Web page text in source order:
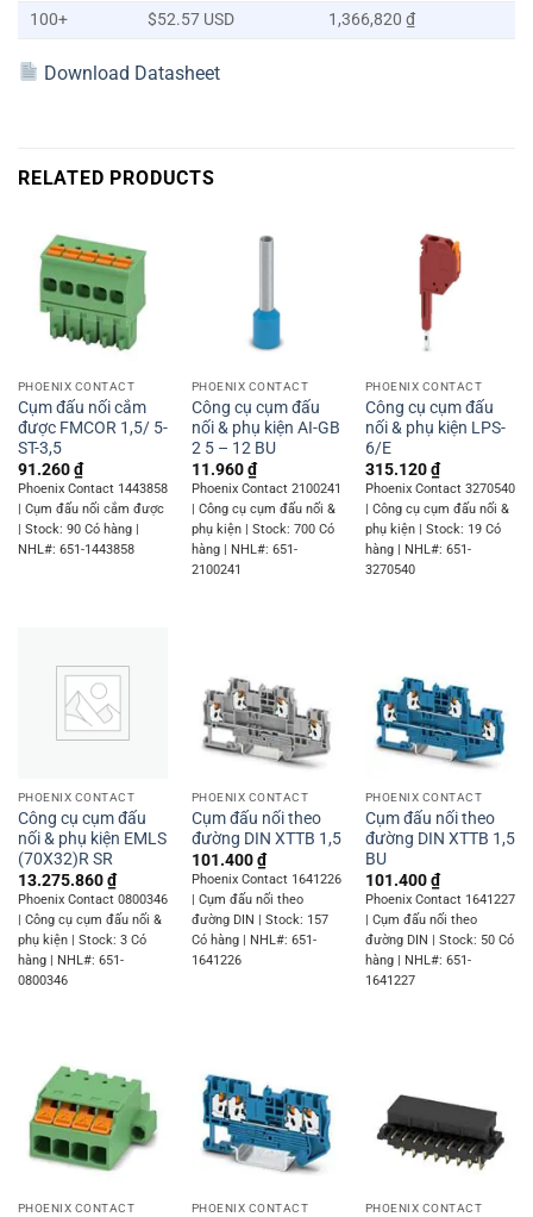
100+ $52.57 USD 1,366,820 ₫
Download Datasheet
RELATED PRODUCTS
PHOENIX CONTACT
Cụm đấu nối cắm
được FMCOR 1,5/ 5-
ST-3,5
91.260₫
Phoenix Contact 1443858
| Cụm đấu nối cắm được
| Stock: 90 Có hàng |
NHL#: 651-1443858
PHOENIX CONTACT
Công cụ cụm đấu
nối & phụ kiện AI-GB
2 5 – 12 BU
11.960₫
Phoenix Contact 2100241
| Công cụ cụm đấu nối &
phụ kiện | Stock: 700 Có
hàng | NHL#: 651-
2100241
PHOENIX CONTACT
Công cụ cụm đấu
nối & phụ kiện LPS-
6/E
315.120₫
Phoenix Contact 3270540
| Công cụ cụm đấu nối &
phụ kiện | Stock: 19 Có
hàng | NHL#: 651-
3270540
PHOENIX CONTACT
Công cụ cụm đấu
nối & phụ kiện EMLS
(70X32)R SR
13.275.860₫
Phoenix Contact 0800346
| Công cụ cụm đấu nối &
phụ kiện | Stock: 3 Có
hàng | NHL#: 651-
0800346
PHOENIX CONTACT
Cụm đấu nối theo
đường DIN XTTB 1,5
101.400₫
Phoenix Contact 1641226
| Cụm đấu nối theo
đường DIN | Stock: 157
Có hàng | NHL#: 651-
1641226
PHOENIX CONTACT
Cụm đấu nối theo
đường DIN XTTB 1,5
BU
101.400₫
Phoenix Contact 1641227
| Cụm đấu nối theo
đường DIN | Stock: 50 Có
hàng | NHL#: 651-
1641227
PHOENIX CONTACT PHOENIX CONTACT PHOENIX CONTACT